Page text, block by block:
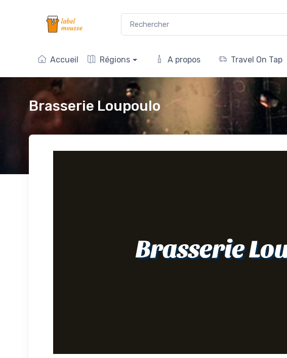
Accueil Régions A propos Travel On Tap
Brasserie Loupoulo
Brasserie